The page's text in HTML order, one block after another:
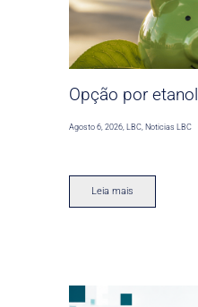
Opção por
Agosto 6, 2026,LBC,Noticias LBC
Leia mais